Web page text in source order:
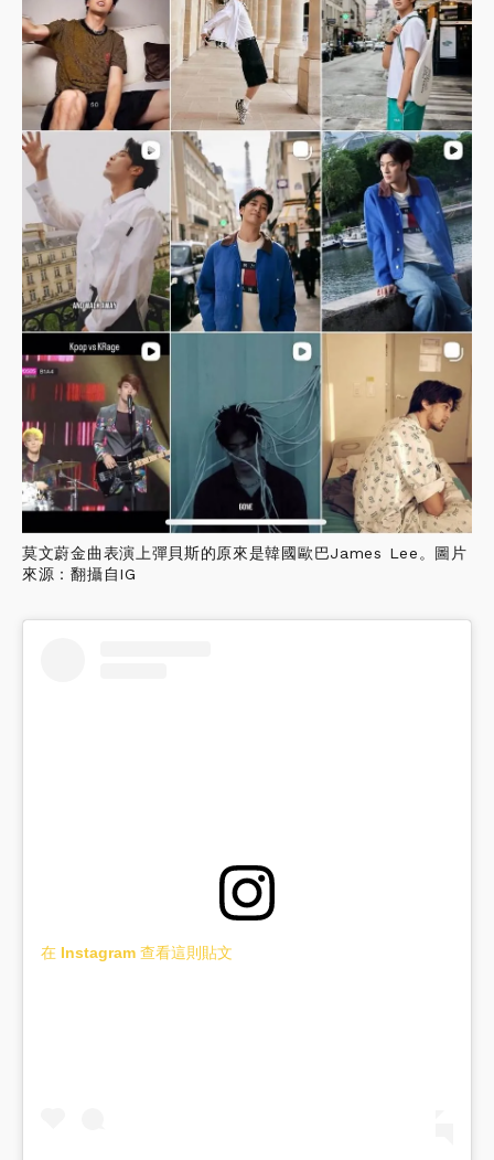
莫文蔚金曲表演上彈貝斯的原來是韓國歐巴James Lee。圖片
來源：翻攝自IG
在 Instagram 查看這則貼文